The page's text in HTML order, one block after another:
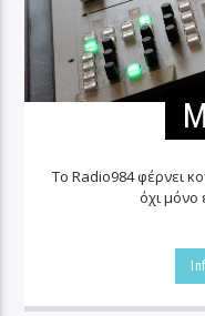
Το Radio984 φέρνει
όχι μόνο